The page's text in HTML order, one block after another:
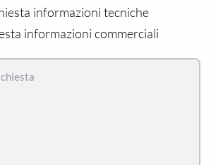
informazioni tecniche
informazioni commerciali